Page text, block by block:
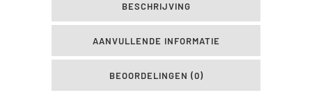
BESCHRIJVING
AANVULLENDE INFORMATIE
BEOORDELINGEN (0)